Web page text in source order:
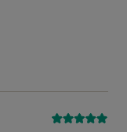
byl odstraněn